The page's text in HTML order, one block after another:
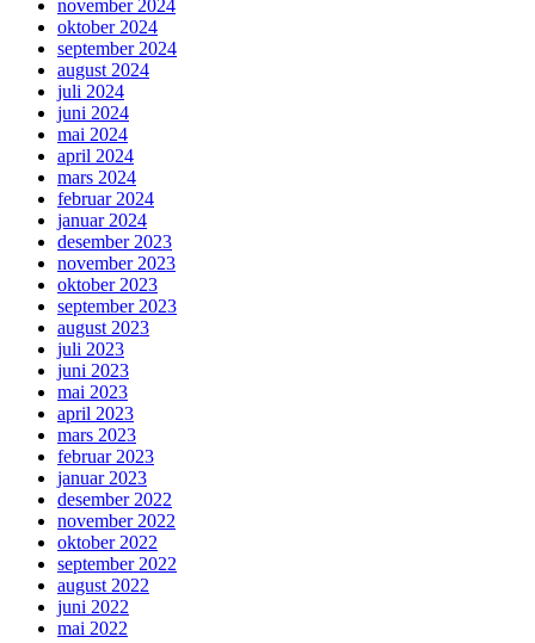
november 2024
oktober 2024
september 2024
august 2024
juli 2024
juni 2024
mai 2024
april 2024
mars 2024
februar 2024
januar 2024
desember 2023
november 2023
oktober 2023
september 2023
august 2023
juli 2023
juni 2023
mai 2023
april 2023
mars 2023
februar 2023
januar 2023
desember 2022
november 2022
oktober 2022
september 2022
august 2022
juni 2022
mai 2022